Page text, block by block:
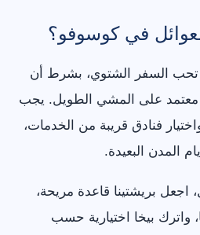
في كوسوفو؟
تحب السفر الشتوي، بشرط أن
معتمد على المشي الطويل. يجب
فنادق قريبة من الخدمات،
المدن البعيدة.
اجعل بريشتينا قاعدة مريحة،
واترك بيخا اختيارية حسب